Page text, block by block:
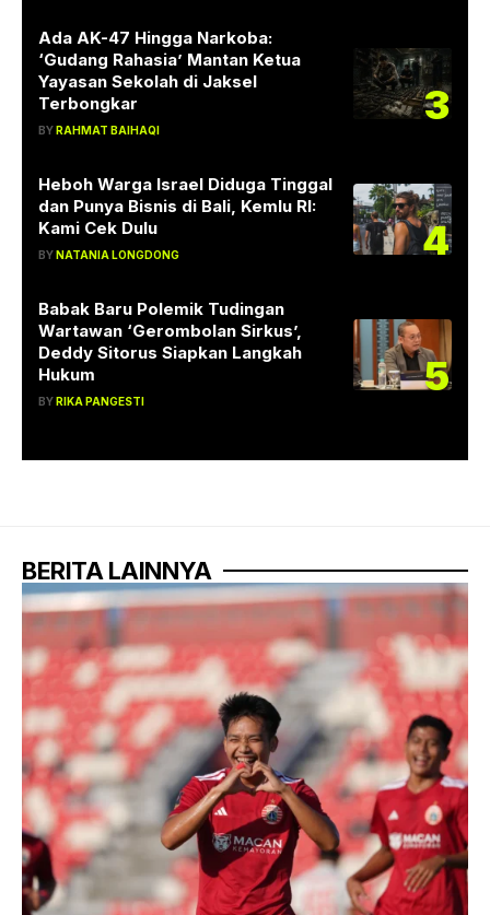
Ada AK-47 Hingga Narkoba:
‘Gudang Rahasia’ Mantan Ketua
Yayasan Sekolah di Jaksel
Terbongkar
BYRAHMAT BAIHAQI
3
Heboh Warga Israel Diduga Tinggal
dan Punya Bisnis di Bali, Kemlu RI:
Kami Cek Dulu
BYNATANIA LONGDONG 4
Babak Baru Polemik Tudingan
Wartawan ‘Gerombolan Sirkus’,
Deddy Sitorus Siapkan Langkah
Hukum
BYRIKA PANGESTI
5
BERITA LAINNYA